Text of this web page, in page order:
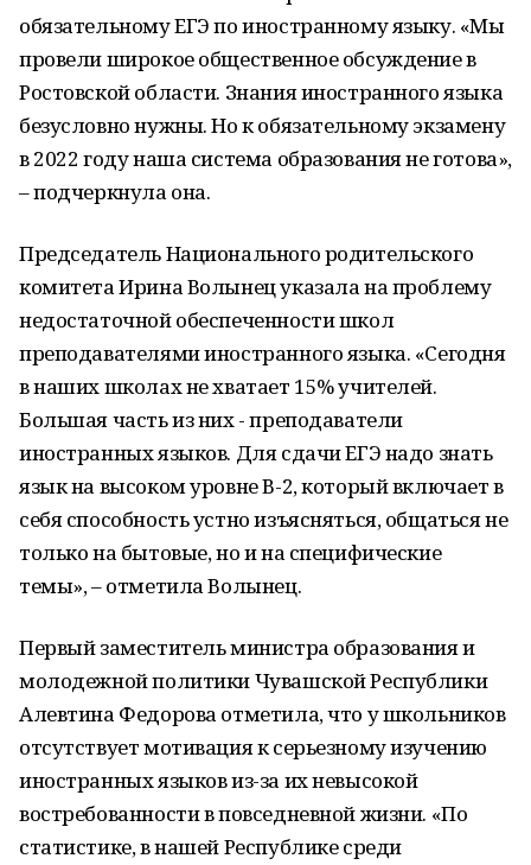
обязательному ЕГЭ по иностранному языку. «Мы
провели широкое общественное обсуждение в
Ростовской области. Знания иностранного языка
безусловно нужны. Но к обязательному экзамену
в 2022 году наша система образования не готова»,
– подчеркнула она.
Председатель Национального родительского
комитета Ирина Волынец указала на проблему
недостаточной обеспеченности школ
преподавателями иностранного языка. «Сегодня
в наших школах не хватает 15% учителей.
Большая часть из них - преподаватели
иностранных языков. Для сдачи ЕГЭ надо знать
язык на высоком уровне В-2, который включает в
себя способность устно изъясняться, общаться не
только на бытовые, но и на специфические
темы», – отметила Волынец.
Первый заместитель министра образования и
молодежной политики Чувашской Республики
Алевтина Федорова отметила, что у школьников
отсутствует мотивация к серьезному изучению
иностранных языков из-за их невысокой
востребованности в повседневной жизни. «По
статистике, в нашей Республике среди